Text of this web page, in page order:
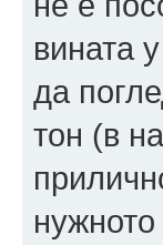
вината
да
тон (в